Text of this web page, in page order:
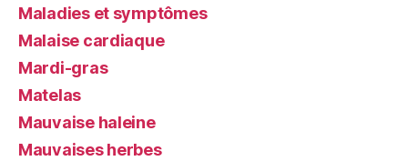
Maladies et symptômes
Malaise cardiaque
Mardi-gras
Matelas
Mauvaise haleine
Mauvaises herbes